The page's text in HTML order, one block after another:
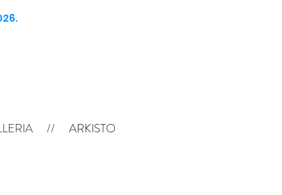
// ARKISTO